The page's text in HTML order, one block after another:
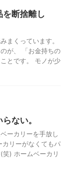
断捨離し
まくっています。
が、 「お金持ちの
とです。 モノが少
ない。
ーカリーを手放し
カリーがなくてもパ
笑) ホームベーカリ